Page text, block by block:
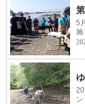
5
施
ン